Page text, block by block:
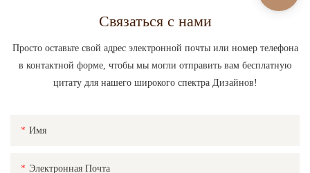
Связаться с нами
Просто оставьте свой адрес электронной почты или номер телефона
в контактной форме, чтобы мы могли отправить вам бесплатную
цитату для нашего широкого спектра Дизайнов!
Имя
Электронная Почта